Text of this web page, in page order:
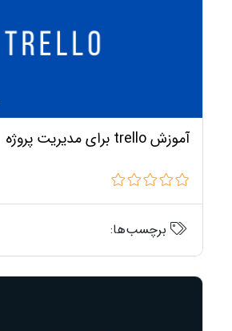
آموزش trello برای مدیریت پروژه
برچسب‌ها: